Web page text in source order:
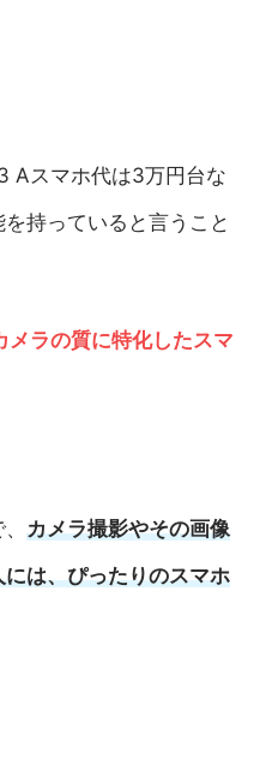
Aスマホ代は3万円台な
持っていると言うこと
メラの質に特化したスマ
カメラ撮影やその画像
は、ぴったりのスマホ